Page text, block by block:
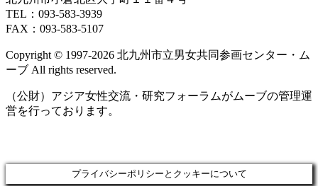
ト) ト)
ト)
ト)
TEL：093‐583‐3939
FAX：093‐583‐5107
Copyright © 1997‐2026 北九州市立男女共同参画センター・ム
ーブ All rights reserved.
（公財）アジア女性交流・研究フォーラムがムーブの管理運
営を行っております。
プライバシーポリシーとクッキーについて